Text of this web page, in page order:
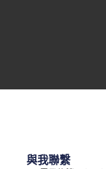
與我聯繫